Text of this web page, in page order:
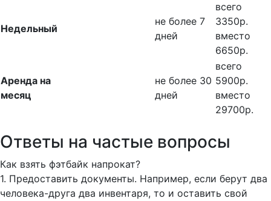
Недельный
не более 7
дней
всего
3350р.
вместо
6650р.
Аренда на
месяц
не более 30
дней
всего
5900р.
вместо
29700р.
Ответы на частые вопросы
Как взять фэтбайк напрокат?
1. Предоставить документы. Например, если берут два
человека-друга два инвентаря, то и оставить свой